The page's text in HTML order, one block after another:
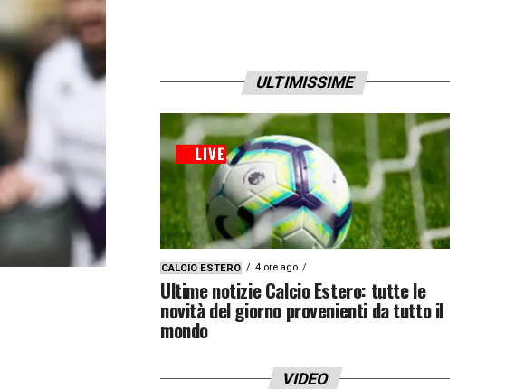
ULTIMISSIME
CALCIO ESTERO 4 ore ago
Ultime notizie Calcio Estero: tutte le
novità del giorno provenienti da tutto il
mondo
VIDEO